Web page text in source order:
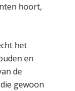
hoort,
het
en
de
gewoon